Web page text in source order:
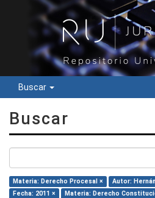
Buscar
Buscar
Materia: Derecho Procesal ×
Autor:
Fecha: 2011 ×
Materia: Derecho